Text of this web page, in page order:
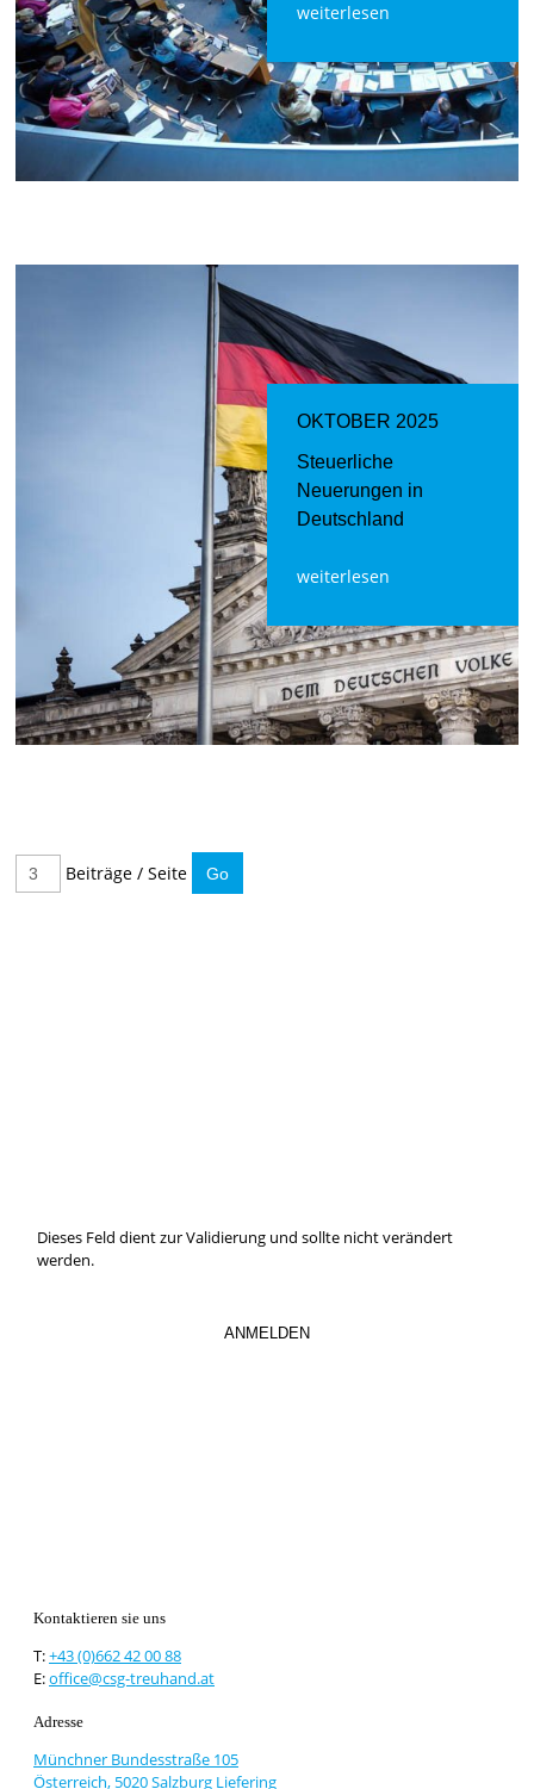
weiterlesen
OKTOBER 2025
Steuerliche
Neuerungen in
Deutschland
weiterlesen
Beiträge / Seite
Dieses Feld dient zur Validierung und sollte nicht verändert
werden.
Kontaktieren sie uns
T:+43 (0)662 42 00 88
E:office@csg-treuhand.at
Adresse
Münchner Bundesstraße 105
Österreich, 5020 Salzburg Liefering